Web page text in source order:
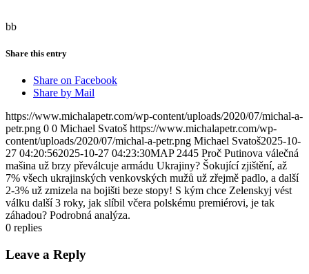
bb
Share this entry
Share on Facebook
Share by Mail
https://www.michalapetr.com/wp-content/uploads/2020/07/michal-a-
petr.png 0 0 Michael Svatoš https://www.michalapetr.com/wp-
content/uploads/2020/07/michal-a-petr.png Michael Svatoš2025-10-
27 04:20:562025-10-27 04:23:30MAP 2445 Proč Putinova válečná
mašina už brzy převálcuje armádu Ukrajiny? Šokující zjištění, až
7% všech ukrajinských venkovských mužů už zřejmě padlo, a další
2-3% už zmizela na bojišti beze stopy! S kým chce Zelenskyj vést
válku další 3 roky, jak slíbil včera polskému premiérovi, je tak
záhadou? Podrobná analýza.
0 replies
Leave a Reply